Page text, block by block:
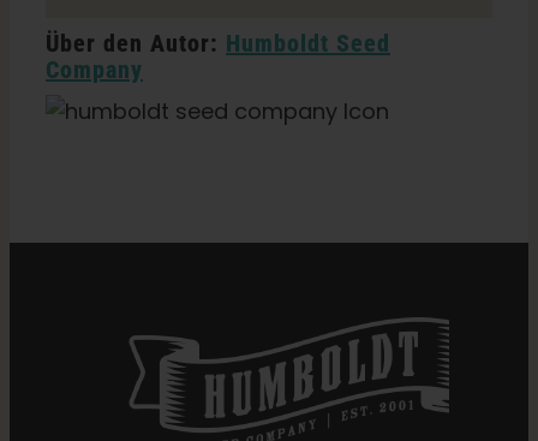
Über den Autor: Humboldt Seed
Company